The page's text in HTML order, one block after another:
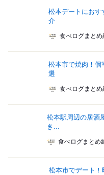
松本デートにおす
介
食べログまとめ
松本市で焼肉！個
選
食べログまとめ
松本駅周辺の居酒
き...
食べログまとめ
松本市でデート